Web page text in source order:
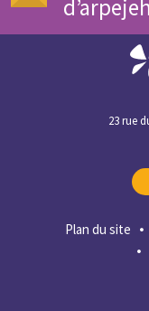
d’arpejeh
23 rue
Plan du site